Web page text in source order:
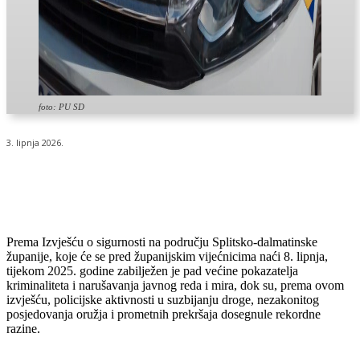
foto: PU SD
3. lipnja 2026.
Prema Izvješću o sigurnosti na području Splitsko-dalmatinske
županije, koje će se pred županijskim vijećnicima naći 8. lipnja,
tijekom 2025. godine zabilježen je pad većine pokazatelja
kriminaliteta i narušavanja javnog reda i mira, dok su, prema ovom
izvješću, policijske aktivnosti u suzbijanju droge, nezakonitog
posjedovanja oružja i prometnih prekršaja dosegnule rekordne
razine.